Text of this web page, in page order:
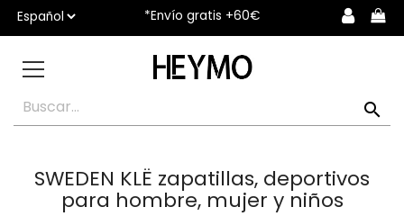
*Envío gratis +60€

SWEDEN KLË zapatillas, deportivos
para hombre, mujer y niños